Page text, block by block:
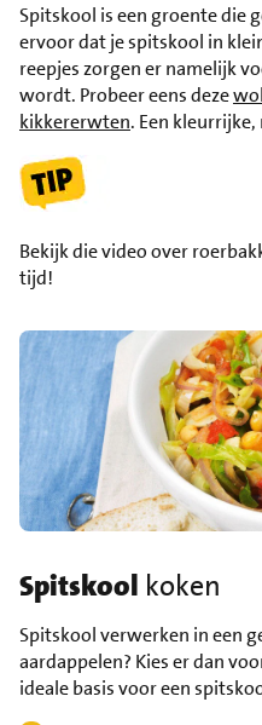
Spitskool is een groente die
ervoor dat je spitskool in
reepjes zorgen er namelijk
wordt. Probeer eens deze
kikkererwten. Een
Bekijk die video over
tijd!
Spitskool koken
Spitskool verwerken in een
aardappelen? Kies er dan
ideale basis voor een